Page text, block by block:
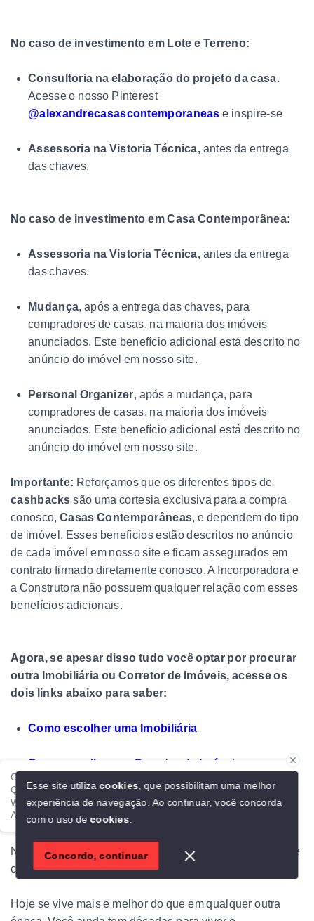
No caso de investimento em Lote e Terreno:
Consultoria na elaboração do projeto da casa.
Acesse o nosso Pinterest
@alexandrecasascontemporaneas e inspire-se
Assessoria na Vistoria Técnica, antes da entrega
das chaves.
No caso de investimento em Casa Contemporânea:
Assessoria na Vistoria Técnica, antes da entrega
das chaves.
Mudança, após a entrega das chaves, para
compradores de casas, na maioria dos imóveis
anunciados. Este benefício adicional está descrito no
anúncio do imóvel em nosso site.
Personal Organizer, após a mudança, para
compradores de casas, na maioria dos imóveis
anunciados. Este benefício adicional está descrito no
anúncio do imóvel em nosso site.
Importante: Reforçamos que os diferentes tipos de
cashbacks são uma cortesia exclusiva para a compra
conosco, Casas Contemporâneas, e dependem do tipo
de imóvel. Esses benefícios estão descritos no anúncio
de cada imóvel em nosso site e ficam assegurados em
contrato firmado diretamente conosco. A Incorporadora e
a Construtora não possuem qualquer relação com esses
benefícios adicionais.
Agora, se apesar disso tudo você optar por procurar
outra Imobiliária ou Corretor de Imóveis, acesse os
dois links abaixo para saber:
Como escolher uma Imobiliária
Como escolher um Corretor de Imóveis
Enfim
Não aceite a “Narrativa do Lifestyle Obsoleto”.
Não se
conforme com umavida comum
Hoje se vive mais e melhor do que em qualquer outra
Ola!
Qualquer dúvida é só falar direto comigo aqui no meu
WhatsApp.
Alexandre Casas Contemporâneas
Esse site utilizacookies , que possibilitam uma melhor
experiência de navegação. Ao continuar, você concorda
com o uso decookies
Concordo, continuar